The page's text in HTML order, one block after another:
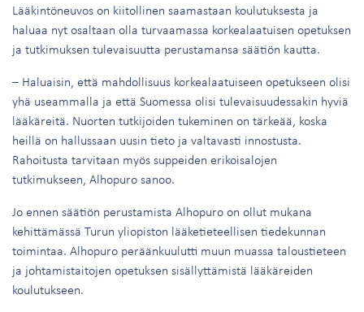
Lääkintöneuvos on kiitollinen saamastaan koulutuksesta ja
haluaa nyt osaltaan olla turvaamassa korkealaatuisen opetuksen
ja tutkimuksen tulevaisuutta perustamansa säätiön kautta.
– Haluaisin, että mahdollisuus korkealaatuiseen opetukseen olisi
yhä useammalla ja että Suomessa olisi tulevaisuudessakin hyviä
lääkäreitä. Nuorten tutkijoiden tukeminen on tärkeää, koska
heillä on hallussaan uusin tieto ja valtavasti innostusta.
Rahoitusta tarvitaan myös suppeiden erikoisalojen
tutkimukseen, Alhopuro sanoo.
Jo ennen säätiön perustamista Alhopuro on ollut mukana
kehittämässä Turun yliopiston lääketieteellisen tiedekunnan
toimintaa. Alhopuro peräänkuulutti muun muassa taloustieteen
ja johtamistaitojen opetuksen sisällyttämistä lääkäreiden
koulutukseen.